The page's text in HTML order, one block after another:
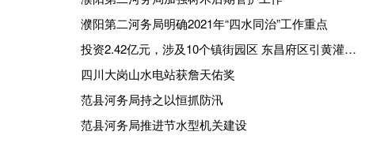
濮阳第二河务局明确2021年“四水同治”工作重点
投资2.42亿元，涉及10个镇街园区 东昌府区引黄灌区农业节水工程建设进展顺利
四川大岗山水电站获詹天佑奖
范县河务局持之以恒抓防汛
范县河务局推进节水型机关建设